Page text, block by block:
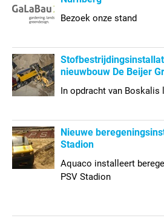
Bezoek onze stand
nieuwbouw De Beijer
In opdracht van Boskalis
Nieuwe
Stadion
Aquaco installeert
PSV Stadion